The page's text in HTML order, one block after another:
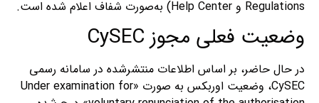
Regulations و Help Center) به‌صورت شفاف اعلام شده است.
وضعیت فعلی مجوز CySEC
در حال حاضر، بر اساس اطلاعات منتشرشده در سامانه رسمی
CySEC، وضعیت اوربکس به صورت «Under examination for